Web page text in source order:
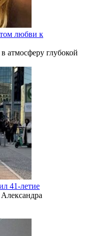
любви к
атмосферу глубокой
41-летие